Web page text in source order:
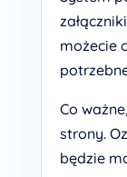
możecie
Co
strony.
będzie